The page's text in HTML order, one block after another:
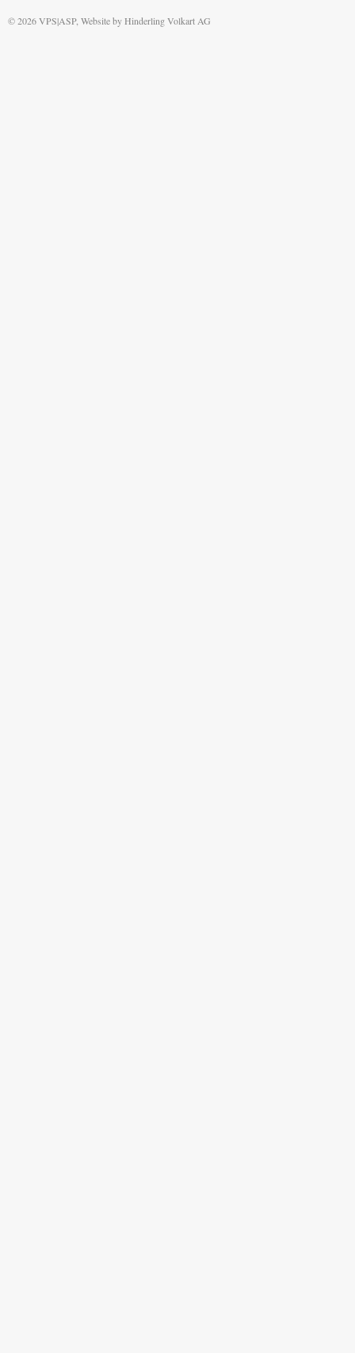
© 2026 VPS|ASP, Website byHinderling Volkart AG